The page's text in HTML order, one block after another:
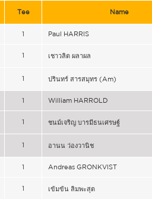
Tee Name
1 Paul HARRIS
1 เชาวลิต ผลาผล
1 ปรินทร์ สารสมุทร (Am)
1 William HARROLD
1 ชนม์เจริญ บารมีธนเศรษฐ์
1 อานน ว่องวานิช
1 Andreas GRONKVIST
1 เข้มข้น ลิมพะสุต